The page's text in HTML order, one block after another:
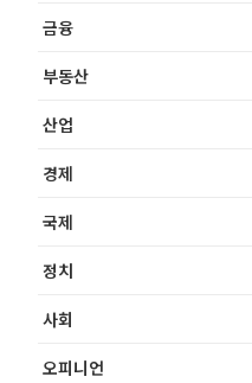
금융
부동산
산업
경제
국제
정치
사회
오피니언